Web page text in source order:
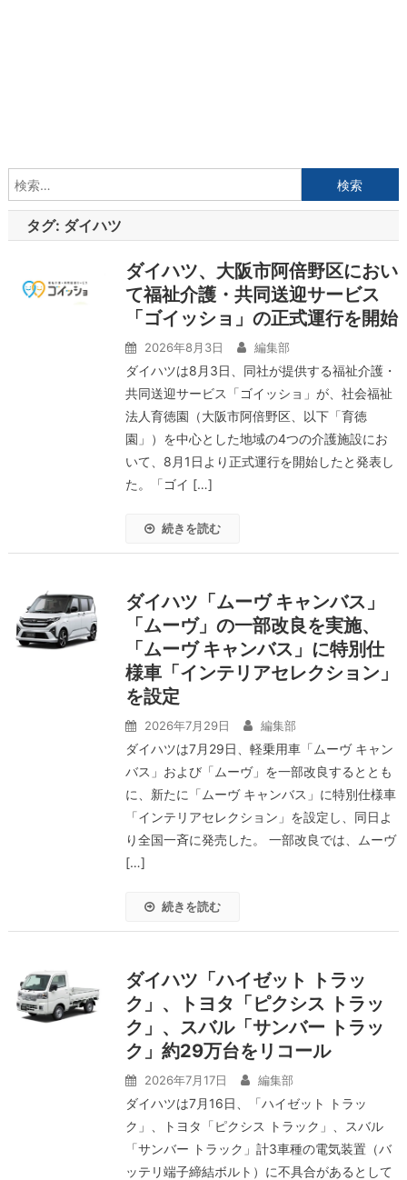
索:
タグ: ダイハツ
ダイハツ、大阪市阿倍野区におい
て福祉介護・共同送迎サービス
「ゴイッショ」の正式運行を開始
2026年8月3日 編集部
ダイハツは8月3日、同社が提供する福祉介護・
共同送迎サービス「ゴイッショ」が、社会福祉
法人育徳園（大阪市阿倍野区、以下「育徳
園」）を中心とした地域の4つの介護施設にお
いて、8月1日より正式運行を開始したと発表し
た。「ゴイ […]
続きを読む
ダイハツ「ムーヴ キャンバス」
「ムーヴ」の一部改良を実施、
「ムーヴ キャンバス」に特別仕
様車「インテリアセレクション」
を設定
2026年7月29日 編集部
ダイハツは7月29日、軽乗用車「ムーヴ キャン
バス」および「ムーヴ」を一部改良するととも
に、新たに「ムーヴ キャンバス」に特別仕様車
「インテリアセレクション」を設定し、同日よ
り全国一斉に発売した。 一部改良では、ムーヴ
[…]
続きを読む
ダイハツ「ハイゼット トラッ
ク」、トヨタ「ピクシス トラッ
ク」、スバル「サンバー トラッ
ク」約29万台をリコール
2026年7月17日 編集部
ダイハツは7月16日、「ハイゼット トラッ
ク」、トヨタ「ピクシス トラック」、スバル
「サンバー トラック」計3車種の電気装置（バ
ッテリ端子締結ボルト）に不具合があるとして